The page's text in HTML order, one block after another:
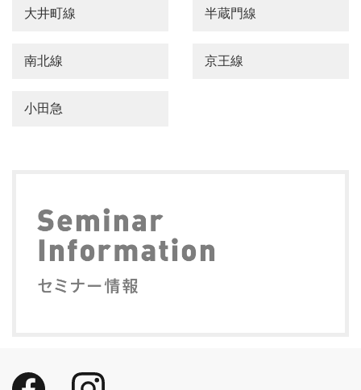
大井町線 半蔵門線
南北線 京王線
小田急